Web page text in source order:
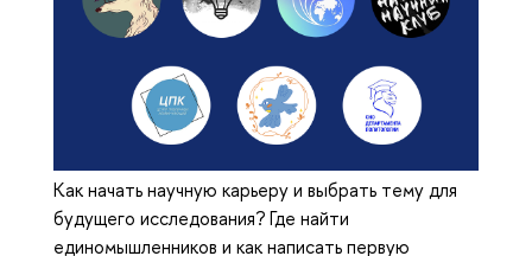
Как начать научную карьеру и выбрать тему для
будущего исследования? Где найти
единомышленников и как написать первую